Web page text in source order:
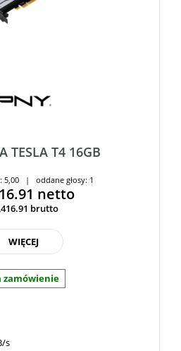
TESLA T4 16GB
5,00 | oddane głosy: 1
netto
brutto
WIĘCEJ
zamówienie
s